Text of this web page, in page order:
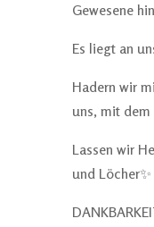
Gewesene
Es liegt an
Hadern wir
uns, mit dem
Lassen wir
und Löcher✨